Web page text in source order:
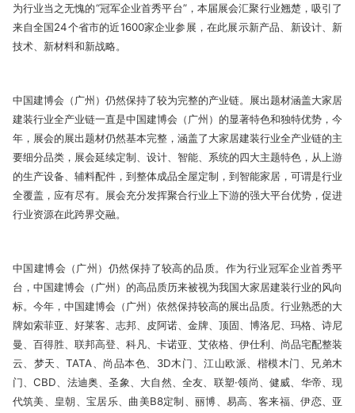
为行业当之无愧的“冠军企业首秀平台”，本届展会汇聚行业翘楚，吸引了
来自全国24个省市的近1600家企业参展，在此展示新产品、新设计、新
技术、新材料和新战略。
中国建博会（广州）仍然保持了较为完整的产业链。展出题材涵盖大家居
建装行业全产业链一直是中国建博会（广州）的显著特色和独特优势，今
年，展会的展出题材仍然基本完整，涵盖了大家居建装行业全产业链的主
要细分品类，展会延续定制、设计、智能、系统的四大主题特色，从上游
的生产设备、辅料配件，到整体成品全屋定制，到智能家居，可谓是行业
全覆盖，应有尽有。展会充分发挥聚合行业上下游的强大平台优势，促进
行业资源在此跨界交融。
中国建博会（广州）仍然保持了较高的品质。作为行业冠军企业首秀平
台，中国建博会（广州）的高品质历来被视为我国大家居建装行业的风向
标。今年，中国建博会（广州）依然保持较高的展出品质。行业熟悉的大
牌如索菲亚、好莱客、志邦、皮阿诺、金牌、顶固、博洛尼、玛格、诗尼
曼、百得胜、联邦高登、科凡、卡诺亚、艾依格、伊仕利、尚品宅配整装
云、梦天、TATA、尚品本色、3D木门、江山欧派、楷模木门、兄弟木
门、CBD、法迪奥、圣象、大自然、全友、联塑·领尚、健威、华帝、现
代筑美、皇朝、宝居乐、曲美B8定制、丽博、易高、客来福、伊恋、亚